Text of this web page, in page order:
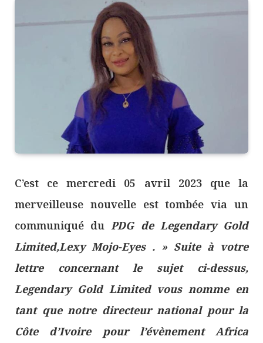
C’est ce mercredi 05 avril 2023 que la
merveilleuse nouvelle est tombée via un
communiqué duPDG de Legendary Gold
Limited,Lexy Mojo-Eyes . » Suite à votre
lettre concernant le sujet ci-dessus,
Legendary Gold Limited vous nomme en
tant que notre directeur national pour la
Côte d’Ivoire pour l’évènement Africa